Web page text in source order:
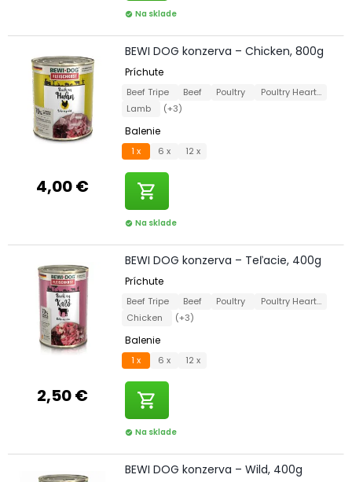
check_circle Na sklade
4,00 €
BEWI DOG konzerva – Chicken, 800g
Príchute
Beef Tripe Beef Poultry
Poultry Hearts
Lamb
(+3)
Balenie
1 x 6 x 12 x
shopping_cart
check_circle Na sklade
2,50 €
BEWI DOG konzerva – Teľacie, 400g
Príchute
Beef Tripe Beef Poultry
Poultry Hearts
Chicken
(+3)
Balenie
1 x 6 x 12 x
shopping_cart
check_circle Na sklade
BEWI DOG konzerva – Wild, 400g